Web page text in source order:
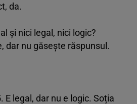
da.
și nici legal, nici logic?
dar nu găsește răspunsul.
legal, dar nu e logic. Soția